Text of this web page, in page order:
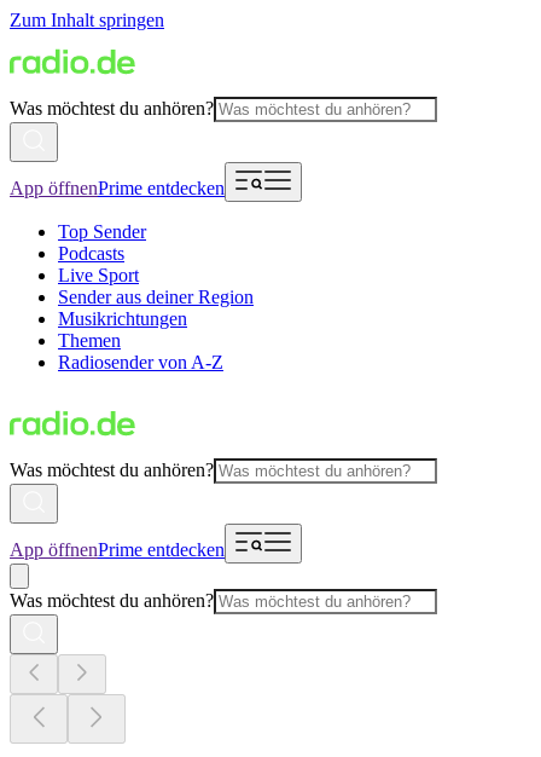
Zum Inhalt springen
Was möchtest du anhören?
App öffnenPrime entdecken
Top Sender
Podcasts
Live Sport
Sender aus deiner Region
Musikrichtungen
Themen
Radiosender von A-Z
Was möchtest du anhören?
App öffnenPrime entdecken
Was möchtest du anhören?